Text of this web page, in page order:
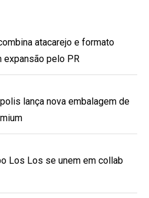
atacarejo e formato
expansão pelo PR
lança nova embalagem de
Los Los se unem em collab